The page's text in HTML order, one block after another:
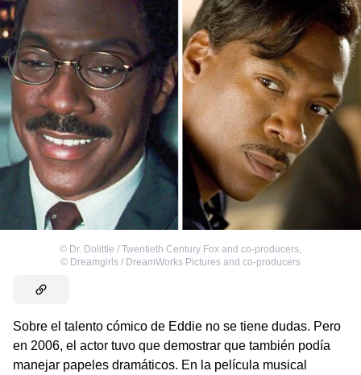
© Dr. Dolittle / Twentieth Century Fox and co-producers
© Dreamgirls / DreamWorks Pictures and co-producers
Sobre el talento cómico de Eddie no se tiene dudas. Pero
en 2006, el actor tuvo que demostrar que también podía
manejar papeles dramáticos. En la película musical